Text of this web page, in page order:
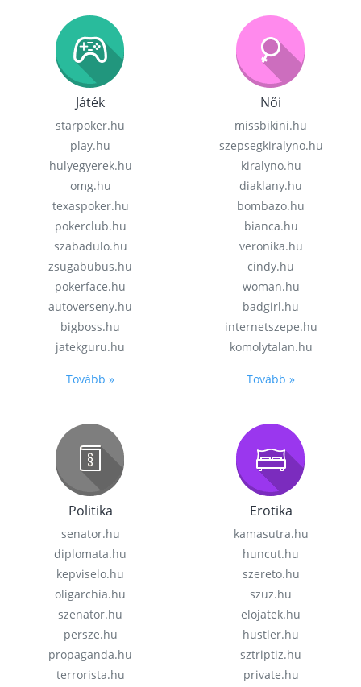
Játék
starpoker.hu
play.hu
hulyegyerek.hu
omg.hu
texaspoker.hu
pokerclub.hu
szabadulo.hu
zsugabubus.hu
pokerface.hu
autoverseny.hu
bigboss.hu
jatekguru.hu
Tovább »
Női
missbikini.hu
szepsegkiralyno.hu
kiralyno.hu
diaklany.hu
bombazo.hu
bianca.hu
veronika.hu
cindy.hu
woman.hu
badgirl.hu
internetszepe.hu
komolytalan.hu
Tovább »
Politika
senator.hu
diplomata.hu
kepviselo.hu
oligarchia.hu
szenator.hu
persze.hu
propaganda.hu
terrorista.hu
Erotika
kamasutra.hu
huncut.hu
szereto.hu
szuz.hu
elojatek.hu
hustler.hu
sztriptiz.hu
private.hu